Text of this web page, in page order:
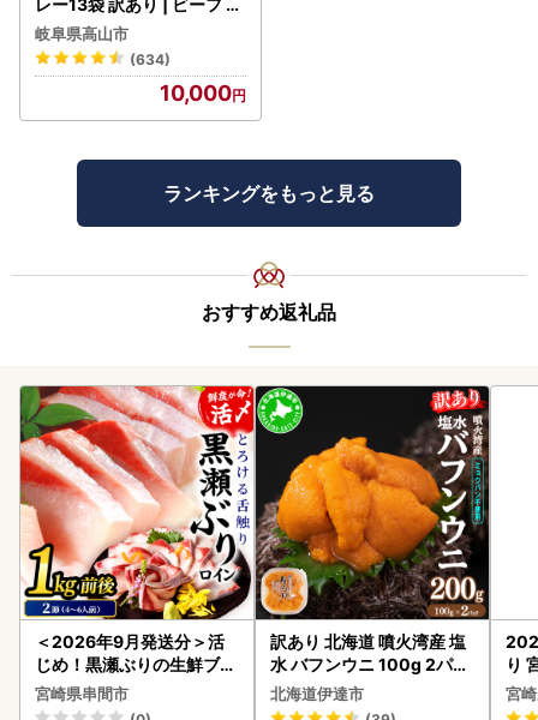
トルト 訳あり DC006-CP
01 FN-Limited-VO
岐阜県高山市
(634)
10,000
ランキングをもっと見る
おすすめ返礼品
＜2026年9月発送分＞活
じめ！黒瀬ぶりの生鮮ブリ
ロイン2節（1.0kg前後）_
K001-012-2609
宮崎県串間市
訳あり 北海道 噴火湾産 塩
水 バフンウニ 100g 2パッ
ク 計200g 《アフター保証
付き》うに ウニ 雲丹 海鮮
北海道伊達市
り
宮